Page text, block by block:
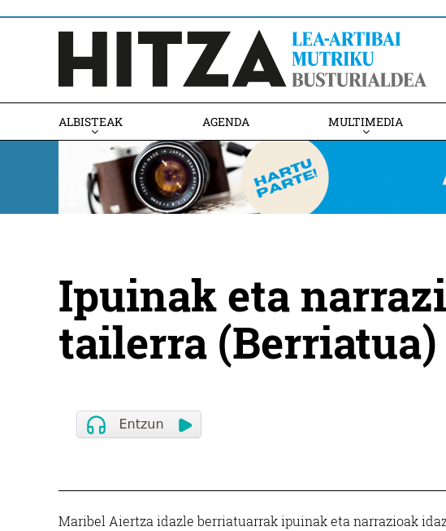
ALBISTEAK AGENDA MULTIMEDIA
Ipuinak eta
tailerra (Berriatua)
Maribel Aiertza idazle berriatuarrak ipuinak eta narrazioak